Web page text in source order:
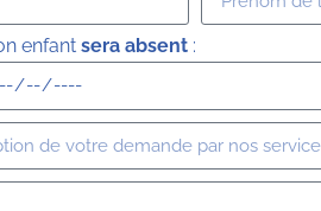
enfant sera absent :